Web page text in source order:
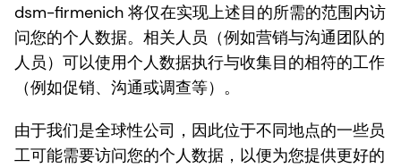
dsm-firmenich 将仅在实现上述目的所需的范围内访
问您的个人数据。相关人员（例如营销与沟通团队的
人员）可以使用个人数据执行与收集目的相符的工作
（例如促销、沟通或调查等）。
由于我们是全球性公司，因此位于不同地点的一些员
工可能需要访问您的个人数据，以便为您提供更好的